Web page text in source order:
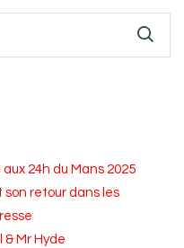
24h du Mans 2025
son retour dans les
& Mr Hyde